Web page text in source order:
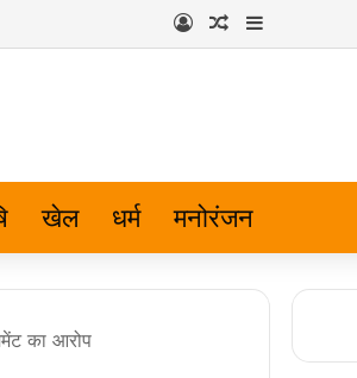
Log InRandom Article
खेल धर्म मनोरंजन
का आरोप